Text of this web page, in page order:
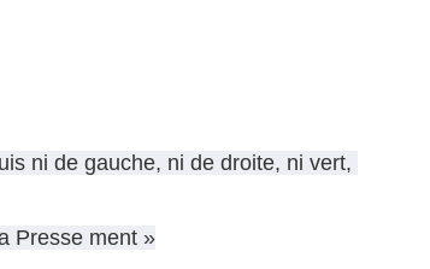
ni de gauche, ni de droite, ni vert,
Presse ment »